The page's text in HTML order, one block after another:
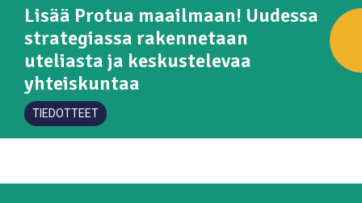
Lisää Protua maailmaan! Uudessa
strategiassa rakennetaan
uteliasta ja keskustelevaa
yhteiskuntaa
TIEDOTTEET